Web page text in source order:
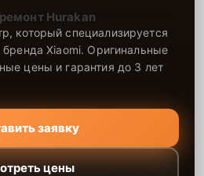
Hurakan
который специализируется
бренда Xiaomi. Оригинальные
цены и гарантия до 3 лет
заявку
цены